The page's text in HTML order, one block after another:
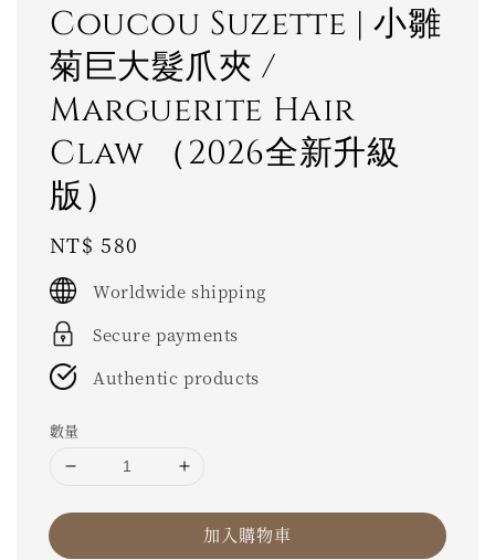
Coucou Suzette | 小雛
菊巨大髮爪夾 /
Marguerite Hair
Claw （2026全新升級
版）
Regular
price
NT$ 580
Worldwide shipping
Secure payments
Authentic products
數量
加入購物車